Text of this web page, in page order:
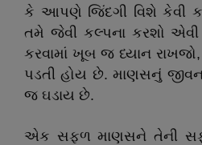
કે આપણે જિંદગી વિશે કેવી
તમે જેવી કલ્પના કરશો
કરવામાં ખૂબ જ ધ્યાન રાખજો,
પડતી હોય છે. માણસનું
જ ઘડાય છે.
એક સફળ માણસને તેની